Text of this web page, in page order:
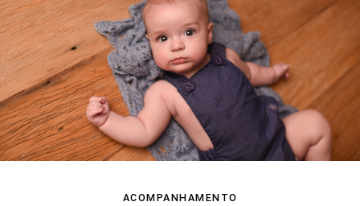
ACOMPANHAMENTO